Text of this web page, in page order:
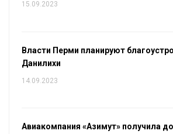
15.09.2023
Власти Перми планируют
Данилихи
14.09.2023
Авиакомпания «Азимут» получила